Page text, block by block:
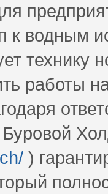
к водным
технику
работы
)